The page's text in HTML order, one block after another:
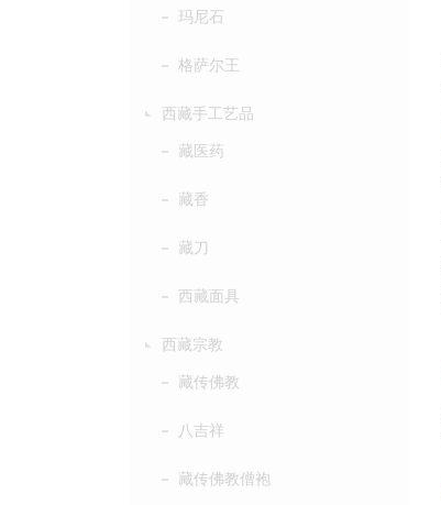
玛尼石
格萨尔王
西藏手工艺品
藏医药
藏香
藏刀
西藏面具
西藏宗教
藏传佛教
八吉祥
藏传佛教僧袍